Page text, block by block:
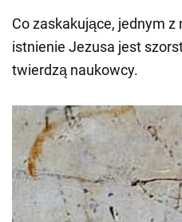
Co zaskakujące, jednym
istnienie Jezusa jest
twierdzą naukowcy.